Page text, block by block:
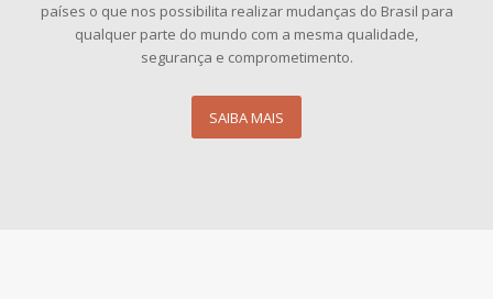
países o que nos possibilita realizar mudanças do Brasil para
qualquer parte do mundo com a mesma qualidade,
segurança e comprometimento.
SAIBA MAIS